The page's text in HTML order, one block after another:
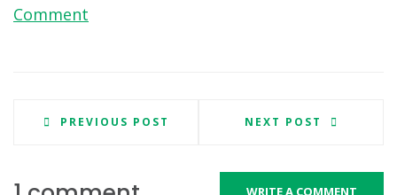
Comment
PREVIOUS POST NEXT POST
WRITE A COMMENT